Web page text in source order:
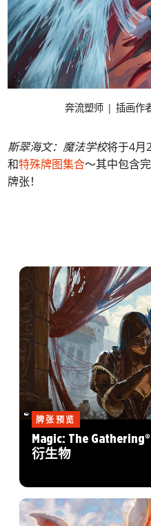
奔流塑师 | 插画作者
斯翠海文：魔法学校将于4月
和特殊牌图集合～其中包含
牌张！
牌张预览
Magic: The
衍生物